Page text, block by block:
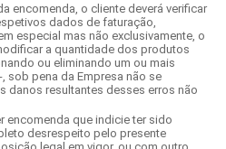
encomenda, o cliente deverá verificar
dados de faturação,
especial mas não exclusivamente, o
a quantidade dos produtos
ou eliminando um ou mais
sob pena da Empresa não se
danos resultantes desses erros não
encomenda que indicie ter sido
desrespeito pelo presente